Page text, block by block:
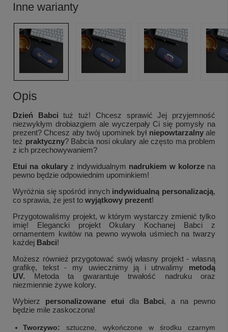
Inne warianty
Opis
Dzień Babci tuż tuż!
Chcesz sprawić Jej przyjemność
niezwykłym drobiazgiem ale wyczerpały Ci się pomysły na
prezent? Chcesz aby twój upominek był niepowtarzalnyale
też praktyczny? Babcia nosi okulary ale często ma problem
z ich przechowywaniem?
Etui na okulary z indywidualnym nadrukiem w kolorze na
pewno będzie odpowiednim upominkiem!
Wyróżnia się spośród innych indywidualną personalizacją,
co sprawia, że jest to wyjątkowy prezent!
Przygotowaliśmy projekt, w którym wystarczy zmienić tylko
imię! Elegancki projekt Okulary Kochanej Babci z
ornamentem kwitów na pewno wywoła uśmiech na twarzy
każdej Babci!
Możesz również przygotować swój własny projekt - własną
grafikę, tekst - my uwiecznimy ją i utrwalimy
metodą
UV.
Metoda ta gwarantuje trwałość nadruku oraz
niezmiennie żywe kolory.
Wybierz
personalizowane etui dla Babci, a na pewno
będzie mile zaskoczona!
Tworzywo:
sztuczne, wykończone w środku czarnym